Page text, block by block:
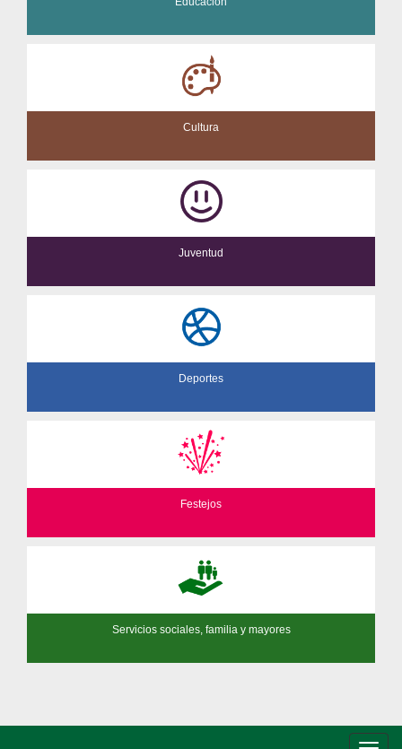
Cultura
Juventud
Deportes
Festejos
Servicios sociales, familia y mayores